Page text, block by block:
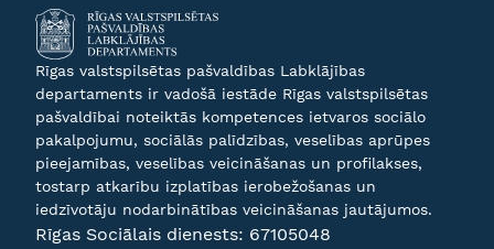
Rīgas valstspilsētas pašvaldības Labklājības
departaments ir vadošā iestāde Rīgas valstspilsētas
pašvaldībai noteiktās kompetences ietvaros sociālo
pakalpojumu, sociālās palīdzības, veselības aprūpes
pieejamības, veselības veicināšanas un profilakses,
tostarp atkarību izplatības ierobežošanas un
iedzīvotāju nodarbinātības veicināšanas jautājumos.
Rīgas Sociālais dienests: 67105048